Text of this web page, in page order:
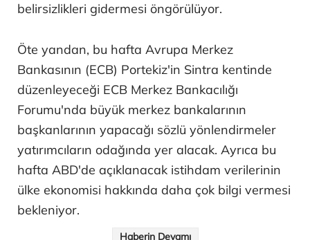
belirsizlikleri gidermesi öngörülüyor.
Öte yandan, bu hafta Avrupa Merkez
Bankasının (ECB) Portekiz'in Sintra kentinde
düzenleyeceği ECB Merkez Bankacılığı
Forumu'nda büyük merkez bankalarının
başkanlarının yapacağı sözlü yönlendirmeler
yatırımcıların odağında yer alacak. Ayrıca bu
hafta ABD'de açıklanacak istihdam verilerinin
ülke ekonomisi hakkında daha çok bilgi vermesi
bekleniyor.
Haberin Devamı